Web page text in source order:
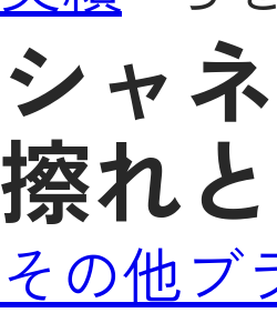
シャ
擦れ
その他ブ